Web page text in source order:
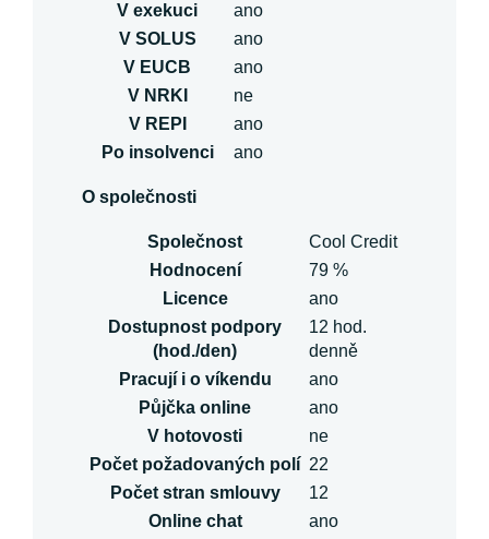
V exekuci
ano
V SOLUS
ano
V EUCB
ano
V NRKI
ne
V REPI
ano
Po insolvenci
ano
O společnosti
Společnost
Cool Credit
Hodnocení
79 %
Licence
ano
Dostupnost podpory
(hod./den)
12 hod.
denně
Pracují i o víkendu
ano
Půjčka online
ano
V hotovosti
ne
Počet požadovaných polí 22
Počet stran smlouvy
12
Online chat
ano